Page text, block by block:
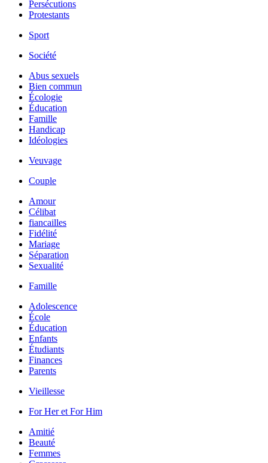
Persécutions
Protestants
Sport
Société
Abus sexuels
Bien commun
Écologie
Éducation
Famille
Handicap
Idéologies
Veuvage
Couple
Amour
Célibat
fiancailles
Fidélité
Mariage
Séparation
Sexualité
Famille
Adolescence
École
Éducation
Enfants
Étudiants
Finances
Parents
Vieillesse
For Her et For Him
Amitié
Beauté
Femmes